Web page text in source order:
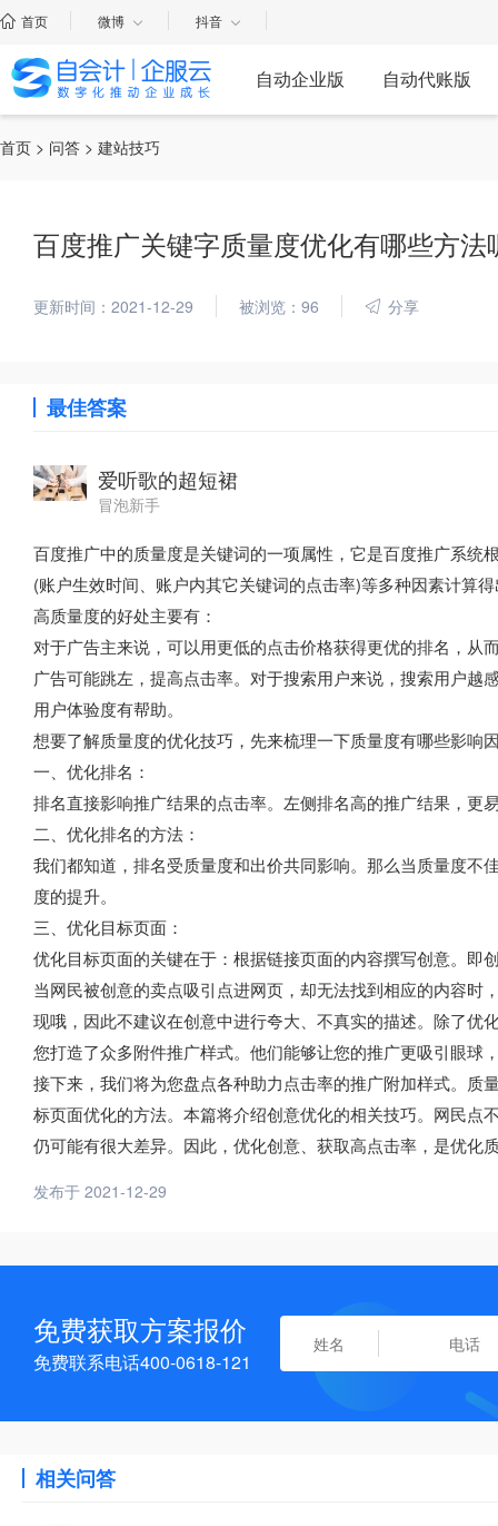
首页 微博 抖音
自动企业版 自动代账版
首页 > 问答 > 建站技巧
百度推广关键字质量度优化有哪些方法
更新时间：2021-12-29 被浏览：96 分享
最佳答案
爱听歌的超短裙
冒泡新手
百度推广中的质量度是关键词的一项属性，它是百度推广系统
(账户生效时间、账户内其它关键词的点击率)等多种因素计算
高质量度的好处主要有：
对于广告主来说，可以用更低的点击价格获得更优的排名，
广告可能跳左，提高点击率。对于搜索用户来说，搜索用户
用户体验度有帮助。
想要了解质量度的优化技巧，先来梳理一下质量度有哪些影响
一、优化排名：
排名直接影响推广结果的点击率。左侧排名高的推广结果，更
二、优化排名的方法：
我们都知道，排名受质量度和出价共同影响。那么当质量度
度的提升。
三、优化目标页面：
优化目标页面的关键在于：根据链接页面的内容撰写创意。即
当网民被创意的卖点吸引点进网页，却无法找到相应的内容
现哦，因此不建议在创意中进行夸大、不真实的描述。除了
您打造了众多附件推广样式。他们能够让您的推广更吸引眼球
接下来，我们将为您盘点各种助力点击率的推广附加样式。
标页面优化的方法。本篇将介绍创意优化的相关技巧。网民
仍可能有很大差异。因此，优化创意、获取高点击率，是优化
发布于 2021-12-29
免费获取方案报价
免费联系电话400-0618-121
相关问答